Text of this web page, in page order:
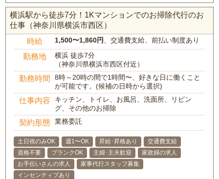
横浜駅から徒歩7分！1Kマンションでのお掃除代行のお
仕事（神奈川県横浜市西区）
時給 1,500〜1,860円 、交通費支給、前払い制度あり
勤務地
横浜 徒歩7分
（神奈川県横浜市西区付近）
勤務時間
8時～20時の間で1時間〜、好きな日に働くこと
が可能です。(候補の日時から選択)
仕事内容
キッチン、トイレ、お風呂、洗面所、リビン
グ、その他のお掃除
契約形態 業務委託
土日祝のみOK 週1〜OK 昇給･昇格あり
交通費支給
資格不要
ブランクOK 主婦･主夫歓迎
家政婦の求人
お手伝いさんの求人
家事代行スタッフ募集
インセンティブあり